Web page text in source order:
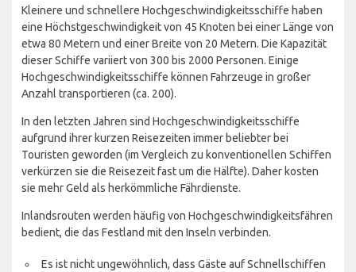
Kleinere und schnellere Hochgeschwindigkeitsschiffe haben
eine Höchstgeschwindigkeit von 45 Knoten bei einer Länge von
etwa 80 Metern und einer Breite von 20 Metern. Die Kapazität
dieser Schiffe variiert von 300 bis 2000 Personen. Einige
Hochgeschwindigkeitsschiffe können Fahrzeuge in großer
Anzahl transportieren (ca. 200).
In den letzten Jahren sind Hochgeschwindigkeitsschiffe
aufgrund ihrer kurzen Reisezeiten immer beliebter bei
Touristen geworden (im Vergleich zu konventionellen Schiffen
verkürzen sie die Reisezeit fast um die Hälfte). Daher kosten
sie mehr Geld als herkömmliche Fährdienste.
Inlandsrouten werden häufig von Hochgeschwindigkeitsfähren
bedient, die das Festland mit den Inseln verbinden.
Es ist nicht ungewöhnlich, dass Gäste auf Schnellschiffen